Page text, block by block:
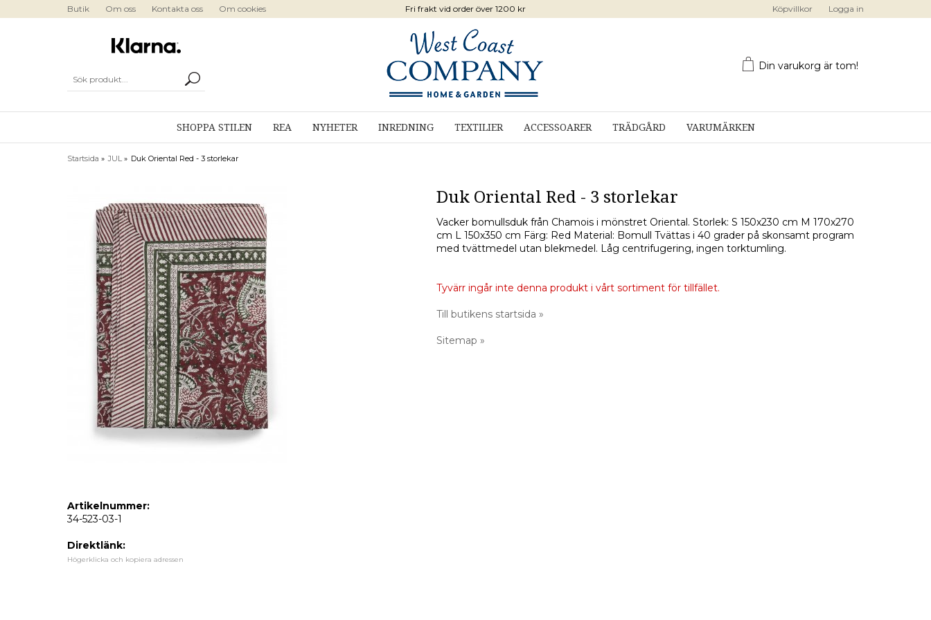
Butik Om oss Kontakta oss Om cookies Köpvillkor Logga in
Fri frakt vid order över 1200 kr
Din varukorg är tom!
SHOPPA STILEN REA NYHETER INREDNING TEXTILIER ACCESSOARER TRÄDGÅRD VARUMÄRKEN
Startsida » JUL» Duk Oriental Red - 3 storlekar
Artikelnummer:
34-523-03-1
Direktlänk:
Högerklicka och kopiera adressen
Duk Oriental Red - 3 storlekar
Vacker bomullsduk från Chamois i mönstret Oriental. Storlek: S 150x230 cm M 170x270
cm L 150x350 cm Färg: Red Material: Bomull Tvättas i 40 grader på skonsamt program
med tvättmedel utan blekmedel. Låg centrifugering, ingen torktumling.
Tyvärr ingår inte denna produkt i vårt sortiment för tillfället.
Till butikens startsida »
Sitemap »